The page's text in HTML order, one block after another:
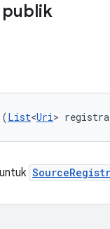
List<Uri>